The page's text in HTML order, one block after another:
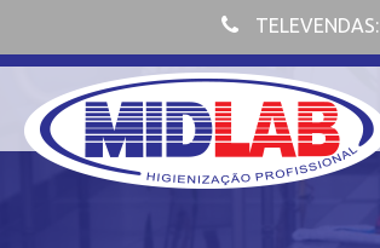
TELEVENDAS: